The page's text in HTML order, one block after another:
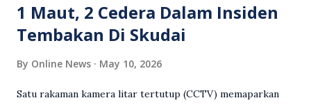
1 Maut, 2 Cedera Dalam Insiden
Tembakan Di Skudai
By Online News May 10, 2026
Satu rakaman kamera litar tertutup (CCTV) memaparkan